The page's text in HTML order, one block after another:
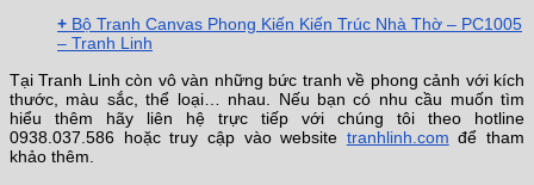
+ Bộ Tranh Canvas Phong Kiến Kiến Trúc Nhà Thờ – PC1005
– Tranh Linh
Tại Tranh Linh còn vô vàn những bức tranh về phong cảnh với kích
thước, màu sắc, thể loại… nhau. Nếu bạn có nhu cầu muốn tìm
hiểu thêm hãy liên hệ trực tiếp với chúng tôi theo hotline
0938.037.586 hoặc truy cập vào website tranhlinh.com để tham
khảo thêm.